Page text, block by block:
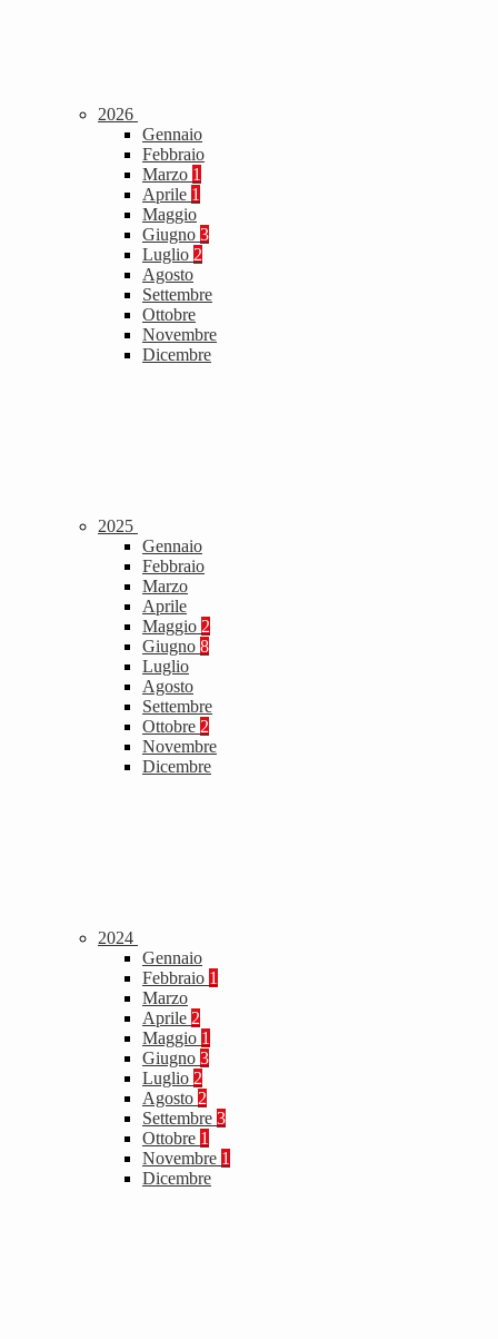
2026
Gennaio
Febbraio
Marzo 1
Aprile 1
Maggio
Giugno 3
Luglio 2
Agosto
Settembre
Ottobre
Novembre
Dicembre
2025
Gennaio
Febbraio
Marzo
Aprile
Maggio 2
Giugno 8
Luglio
Agosto
Settembre
Ottobre 2
Novembre
Dicembre
2024
Gennaio
Febbraio 1
Marzo
Aprile 2
Maggio 1
Giugno 3
Luglio 2
Agosto 2
Settembre 3
Ottobre 1
Novembre 1
Dicembre